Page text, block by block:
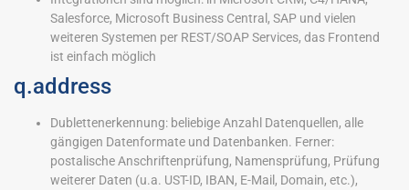
Salesforce, Microsoft Business Central, SAP und vielen
weiteren Systemen per REST/SOAP Services, das Frontend
ist einfach möglich
q.address
Dublettenerkennung: beliebige Anzahl Datenquellen, alle
gängigen Datenformate und Datenbanken. Ferner:
postalische Anschriftenprüfung, Namensprüfung, Prüfung
weiterer Daten (u.a. UST-ID, IBAN, E-Mail, Domain, etc.),